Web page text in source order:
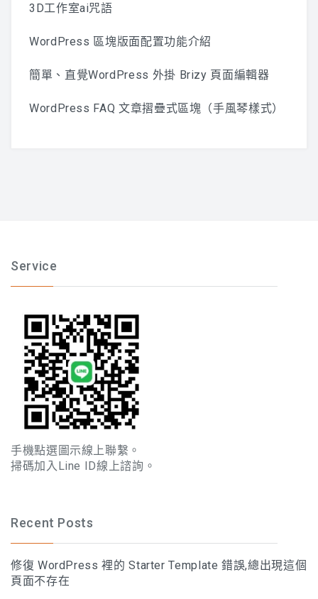
3D工作室ai咒語
WordPress 區塊版面配置功能介紹
簡單、直覺WordPress 外掛 Brizy 頁面編輯器
WordPress FAQ 文章摺疊式區塊（手風琴樣式）
Service
手機點選圖示線上聯繫。
掃碼加入Line ID線上諮詢。
Recent Posts
修復 WordPress 裡的 Starter Template 錯誤,總出現這個
頁面不存在